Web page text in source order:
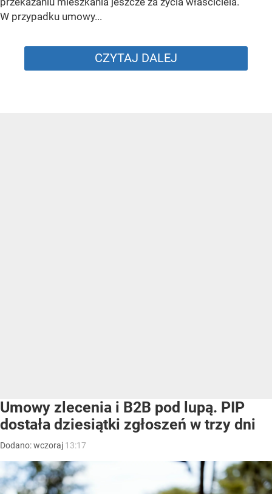
W przypadku umowy...
CZYTAJ DALEJ
Umowy zlecenia i B2B pod lupą. PIP
dostała dziesiątki zgłoszeń w trzy dni
Dodano:wczoraj 13:17